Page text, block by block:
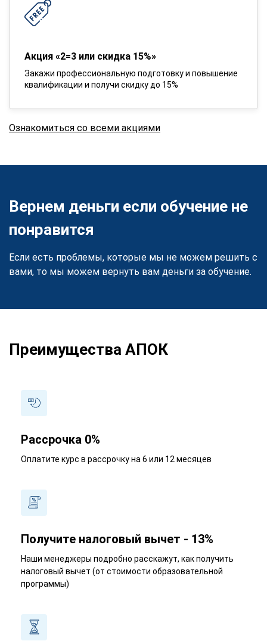
Акция «2=3 или скидка 15%»
Закажи профессиональную подготовку и повышение
квалификации и получи скидку до 15%
Ознакомиться со всеми акциями
Вернем деньги если обучение не
понравится
Если есть проблемы, которые мы не можем решить с
вами, то мы можем вернуть вам деньги за обучение.
Преимущества АПОК
Рассрочка 0%
Оплатите курс в рассрочку на 6 или 12 месяцев
Получите налоговый вычет - 13%
Наши менеджеры подробно расскажут, как получить
налоговый вычет (от стоимости образовательной
программы)